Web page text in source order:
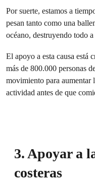
Por suerte, estamos a
pesan tanto como una
océano, destruyendo todo a
El apoyo a esta causa está
más de 800.000 personas
movimiento para aumentar
actividad antes de que
3. Apoyar a
costeras